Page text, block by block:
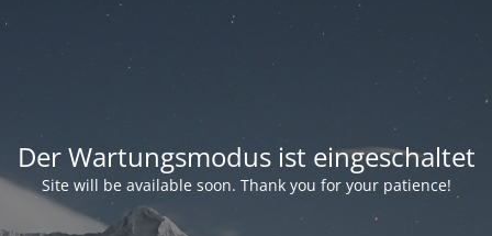
Der Wartungsmodus ist eingeschaltet
Site will be available soon. Thank you for your patience!